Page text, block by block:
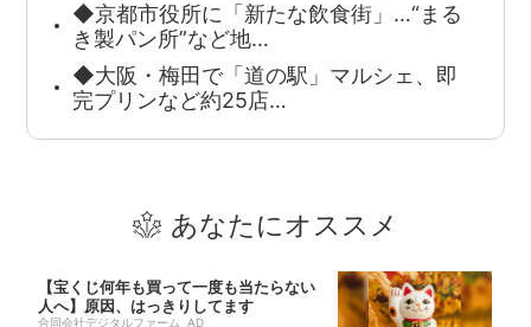
◆京都市役所に「新たな飲食街」…“まる
き製パン所”など地…
◆大阪・梅田で「道の駅」マルシェ、即
完プリンなど約25店…
あなたにオススメ
【宝くじ何年も買って一度も当たらない
人へ】原因、はっきりしてます
合同会社デジタルファーム AD